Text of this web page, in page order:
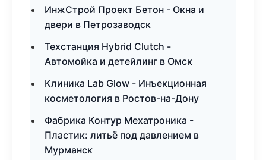
ИнжСтрой Проект Бетон - Окна и
двери в Петрозаводск
Техстанция Hybrid Clutch -
Автомойка и детейлинг в Омск
Клиника Lab Glow - Инъекционная
косметология в Ростов-на-Дону
Фабрика Контур Мехатроника -
Пластик: литьё под давлением в
Мурманск